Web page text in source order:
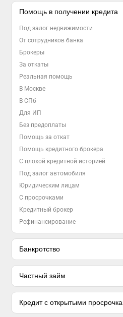
Помощь в получении кредита
Под залог недвижимости
От сотрудников банка
Брокеры
За откаты
Реальная помощь
В Москве
В СПб
Для ИП
Без предоплаты
Помощь за откат
Помощь кредитного брокера
С плохой кредитной историей
Под залог автомобиля
Юридическим лицам
С просрочками
Кредитный брокер
Рефинансирование
Банкротство
Частный займ
Кредит с открытыми